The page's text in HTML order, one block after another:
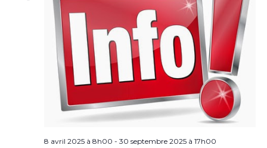
8 avril 2025 à 8h00 - 30 septembre 2025 à 17h00